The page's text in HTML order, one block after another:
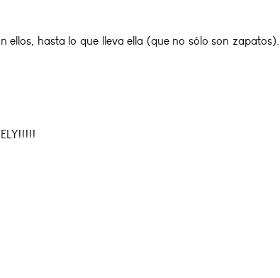
hasta lo que lleva ella (que no sólo son